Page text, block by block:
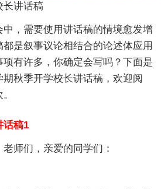
长讲话稿
，需要使用讲话稿的情境愈发增
是叙事议论相结合的论述体应用
有许多，你确定会写吗？下面是
秋季开学校长讲话稿，欢迎阅
话稿1
师们，亲爱的同学们：